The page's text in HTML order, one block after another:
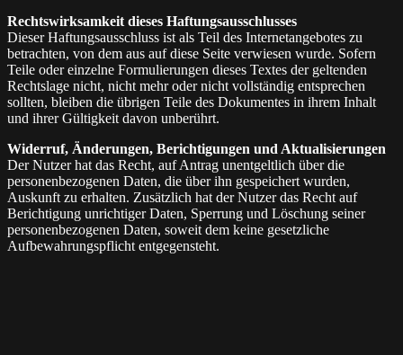
Rechtswirksamkeit dieses Haftungsausschlusses
Dieser Haftungsausschluss ist als Teil des Internetangebotes zu
betrachten, von dem aus auf diese Seite verwiesen wurde. Sofern
Teile oder einzelne Formulierungen dieses Textes der geltenden
Rechtslage nicht, nicht mehr oder nicht vollständig entsprechen
sollten, bleiben die übrigen Teile des Dokumentes in ihrem Inhalt
und ihrer Gültigkeit davon unberührt.
Widerruf, Änderungen, Berichtigungen und Aktualisierungen
Der Nutzer hat das Recht, auf Antrag unentgeltlich über die
personenbezogenen Daten, die über ihn gespeichert wurden,
Auskunft zu erhalten. Zusätzlich hat der Nutzer das Recht auf
Berichtigung unrichtiger Daten, Sperrung und Löschung seiner
personenbezogenen Daten, soweit dem keine gesetzliche
Aufbewahrungspflicht entgegensteht.